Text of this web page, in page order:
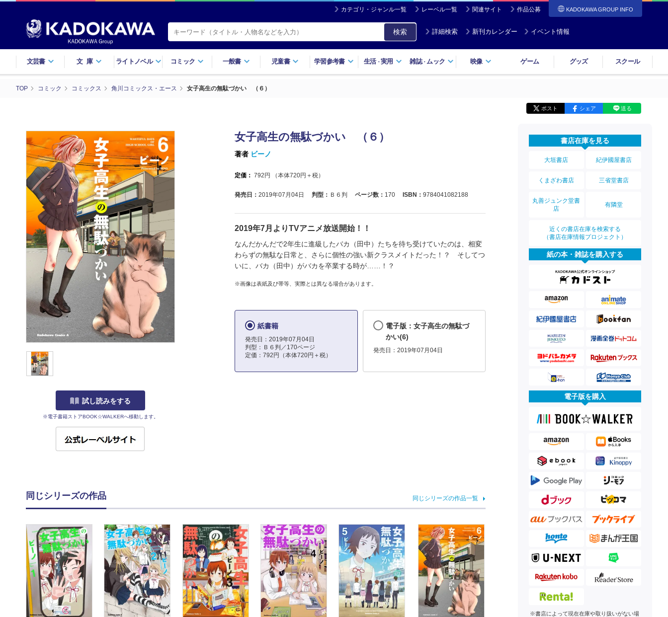
カテゴリ・ジャンル一覧 レーベル一覧 関連サイト 作品公募 KADOKAWA GROUP INFO
検索 詳細検索 新刊カレンダー イベント情報
文芸書 文庫 ライトノベル コミック 一般書 児童書 学習参考書 生活・実用 雑誌・ ムック 映像 ゲーム グッズ スクール
TOP コミック コミックス 角川コミックス・エース 女子高生の無駄づかい （６）
ポスト シェア 送る
試し読みをする
※電子書籍ストアBOOK☆WALKERへ移動します。
女子高生の無駄づかい （６）
著者 ビーノ
定価： 792 円 （本体720円＋税）
発売日： 2019年07月04日 判型： Ｂ６判 ページ数： 170 ISBN： 9784041082188
2019年7月よりTVアニメ放送開始！！
なんだかんだで2年生に進級したバカ（田中）たちを待ち受けていたのは、相変
わらずの無駄な日常と、さらに個性の強い新クラスメイトだった！？ そしてつ
いに、バカ（田中）がバカを卒業する時が……！？
※画像は表紙及び帯等、実際とは異なる場合があります。
紙書籍
発売日：2019年07月04日
判型：Ｂ６判／170ページ
定価：792円（本体720円＋税）
電子版：女子高生の無駄づ
かい(6)
発売日：2019年07月04日
同じシリーズの作品 同じシリーズの作品一覧
書店在庫を見る
大垣書店 紀伊國屋書店
くまざわ書店 三省堂書店
丸善ジュンク堂書
店
有隣堂
近くの書店在庫を検索する
（書店在庫情報プロジェクト）
紙の本・雑誌を購入する
電子版を購入
※書店によって現在在庫や取り扱いがない場